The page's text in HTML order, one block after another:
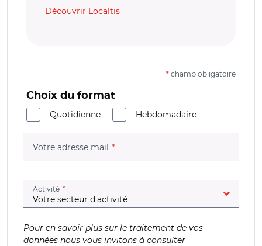
Découvrir Localtis
* champ obligatoire
Choix du format
Quotidienne
Hebdomadaire
Votre adresse mail (champ obligatoire)
Activité (champ obligatoire)
Pour en savoir plus sur le traitement de vos
données nous vous invitons à consulter